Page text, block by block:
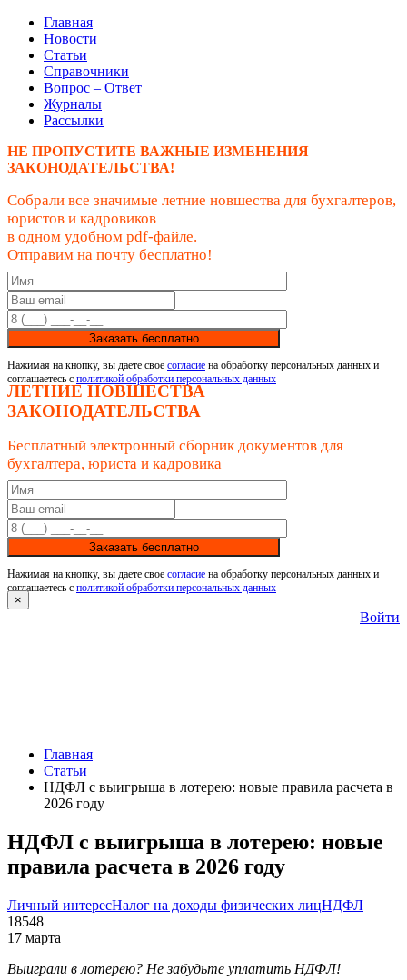
Главная
Новости
Статьи
Справочники
Вопрос – Ответ
Журналы
Рассылки
НЕ ПРОПУСТИТЕ ВАЖНЫЕ ИЗМЕНЕНИЯ
ЗАКОНОДАТЕЛЬСТВА!
Собрали все значимые летние новшества для бухгалтеров,
юристов и кадровиков
в одном удобном pdf-файле.
Отправим на почту бесплатно!
Заказать бесплатно
Нажимая на кнопку, вы даете свое согласие на обработку персональных данных и
соглашаетесь с политикой обработки персональных данных
ЛЕТНИЕ НОВШЕСТВА
ЗАКОНОДАТЕЛЬСТВА
Бесплатный электронный сборник документов для
бухгалтера, юриста и кадровика
Заказать бесплатно
Нажимая на кнопку, вы даете свое согласие на обработку персональных данных и
соглашаетесь с политикой обработки персональных данных
×
Войти
Главная
Статьи
НДФЛ с выигрыша в лотерею: новые правила расчета в
2026 году
НДФЛ с выигрыша в лотерею: новые
правила расчета в 2026 году
Личный интересНалог на доходы физических лицНДФЛ
18548
17 марта
Выиграли в лотерею? Не забудьте уплатить НДФЛ!